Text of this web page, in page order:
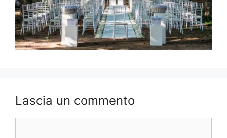
Lascia un commento